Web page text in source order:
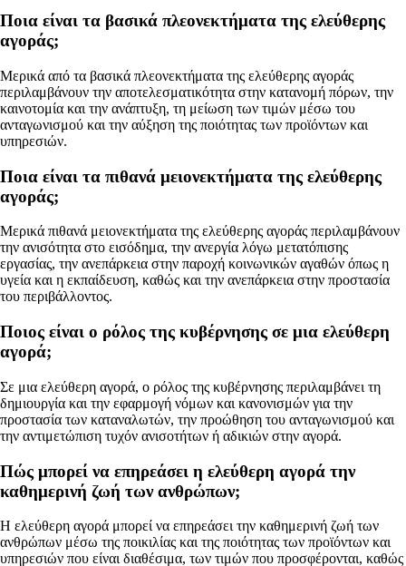
Ποια είναι τα βασικά πλεονεκτήματα της ελεύθερης
αγοράς;
Μερικά από τα βασικά πλεονεκτήματα της ελεύθερης αγοράς
περιλαμβάνουν την αποτελεσματικότητα στην κατανομή πόρων, την
καινοτομία και την ανάπτυξη, τη μείωση των τιμών μέσω του
ανταγωνισμού και την αύξηση της ποιότητας των προϊόντων και
υπηρεσιών.
Ποια είναι τα πιθανά μειονεκτήματα της ελεύθερης
αγοράς;
Μερικά πιθανά μειονεκτήματα της ελεύθερης αγοράς περιλαμβάνουν
την ανισότητα στο εισόδημα, την ανεργία λόγω μετατόπισης
εργασίας, την ανεπάρκεια στην παροχή κοινωνικών αγαθών όπως η
υγεία και η εκπαίδευση, καθώς και την ανεπάρκεια στην προστασία
του περιβάλλοντος.
Ποιος είναι ο ρόλος της κυβέρνησης σε μια ελεύθερη
αγορά;
Σε μια ελεύθερη αγορά, ο ρόλος της κυβέρνησης περιλαμβάνει τη
δημιουργία και την εφαρμογή νόμων και κανονισμών για την
προστασία των καταναλωτών, την προώθηση του ανταγωνισμού και
την αντιμετώπιση τυχόν ανισοτήτων ή αδικιών στην αγορά.
Πώς μπορεί να επηρεάσει η ελεύθερη αγορά την
καθημερινή ζωή των ανθρώπων;
Η ελεύθερη αγορά μπορεί να επηρεάσει την καθημερινή ζωή των
ανθρώπων μέσω της ποικιλίας και της ποιότητας των προϊόντων και
υπηρεσιών που είναι διαθέσιμα, των τιμών που προσφέρονται, καθώς